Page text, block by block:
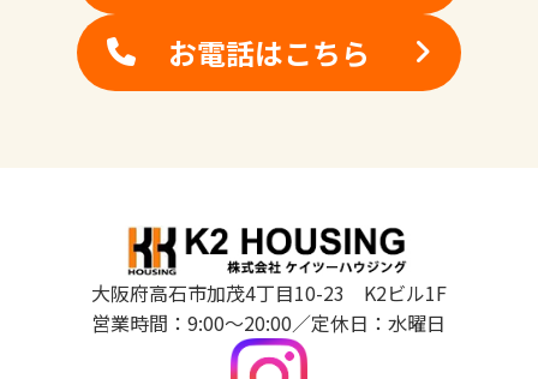
お電話はこちら
大阪府高石市加茂4丁目10-23 K2ビル1F
営業時間：9:00～20:00／定休日：水曜日